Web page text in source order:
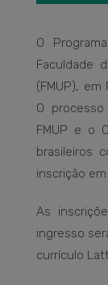
O
Faculdade
(FMUP),
O
FMUP e o
brasileiros
inscrição
As
ingresso
currículo